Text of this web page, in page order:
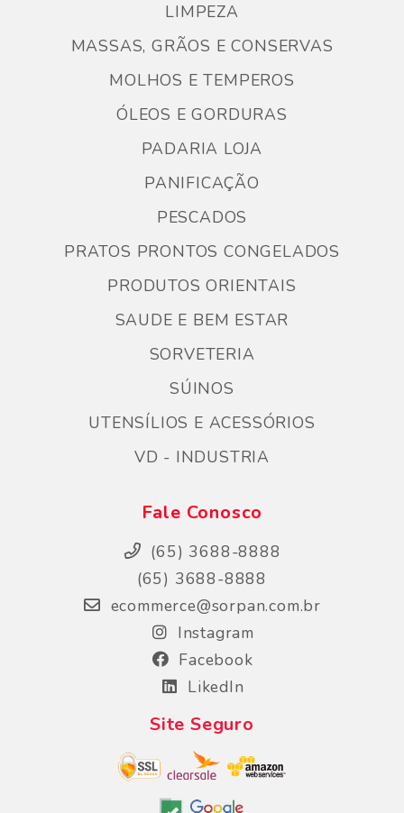
LIMPEZA
MASSAS, GRÃOS E CONSERVAS
MOLHOS E TEMPEROS
ÓLEOS E GORDURAS
PADARIA LOJA
PANIFICAÇÃO
PESCADOS
PRATOS PRONTOS CONGELADOS
PRODUTOS ORIENTAIS
SAUDE E BEM ESTAR
SORVETERIA
SÚINOS
UTENSÍLIOS E ACESSÓRIOS
VD - INDUSTRIA
Fale Conosco
(65) 3688-8888
(65) 3688-8888
ecommerce@sorpan.com.br
Instagram
Facebook
LikedIn
Site Seguro